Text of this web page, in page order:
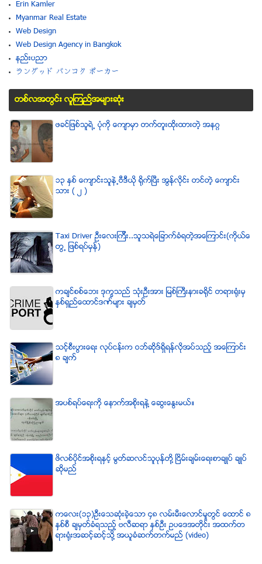
Erin Kamler
Myanmar Real Estate
Web Design
Web Design Agency in Bangkok
နည္းပညာ
ラングッド バンコク ポーカー
တစ္လအတြင္း လူၾကည္႔အမ်ားဆံုး
ဖခင္ျဖစ္သူရဲ႕ ပံုကို ေက်ာမွာ တက္တူးထိုးထားတဲ့ အနဂၢ
၁၃ ႏွစ္ ေက်ာင္းသူနဲ႕ဗီဒီယို ရိုက္ျပီး အြန္လိုင္း တင္တဲ့ ေက်ာင္း
သား ( ၂ )
Taxi Driver ဦးေလးၾကီး..သူသရဲေျခာက္ခံရတဲ့အေၾကာင္း(ကိုယ္ေ
တြ႕ ျဖစ္ရပ္မွန္)
ကခ်င္စစ္ေဘး ဒုကၡသည္ သံုးဦးအား ျမစ္ႀကီးနားခရိုင္ တရားရံုးမွ
ႏွစ္ရွည္ေထာင္ဒဏ္မ်ား ခ်မွတ္
သင့္စီးပြားေရး လုပ္ငန္းက ဝဘ္ဆိုဒ္ရွိရန္လိုအပ္သည့္ အေၾကာင္း
၈ ခ်က္
အပစ္ရပ္ေရးကို ေနာက္အစိုးရနဲ႔ ေဆြးေႏြးမယ္။
ဖိလစ္ပိုင္အစိုးရႏွင့္ မြတ္ဆလင္သူပုန္တို႔ ၿငိမ္းခ်မ္းေရးစာခ်ဳပ္ ခ်ဳပ္
ဆိုမည္
ကေလး(၁၃)ဦးေသဆံုးခဲ့ေသာ ၄၈ လမ္းမီးေလာင္မႈတြင္ ေထာင္ ၈
ႏွစ္စီ ခ်မွတ္ခံရသည့္ ဗလီဆရာ ႏွစ္ဦး ဥပေဒအတိုင္း အထက္တ
ရားရံုးအဆင့္ဆင့္သို႔ အယူခံဆက္တက္မည္ (video)